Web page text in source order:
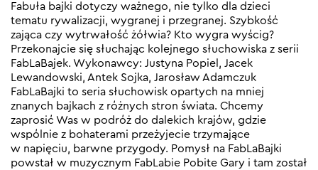
Fabuła bajki dotyczy ważnego, nie tylko dla dzieci
tematu rywalizacji, wygranej i przegranej. Szybkość
zająca czy wytrwałość żółwia? Kto wygra wyścig?
Przekonajcie się słuchając kolejnego słuchowiska z serii
FabLaBajek. Wykonawcy: Justyna Popiel, Jacek
Lewandowski, Antek Sojka, Jarosław Adamczuk
FabLaBajki to seria słuchowisk opartych na mniej
znanych bajkach z różnych stron świata. Chcemy
zaprosić Was w podróż do dalekich krajów, gdzie
wspólnie z bohaterami przeżyjecie trzymające
w napięciu, barwne przygody. Pomysł na FabLaBajki
powstał w muzycznym FabLabie Pobite Gary i tam został